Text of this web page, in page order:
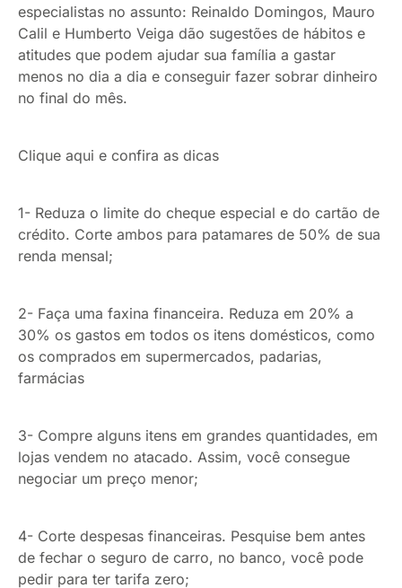
especialistas no assunto: Reinaldo Domingos, Mauro
Calil e Humberto Veiga dão sugestões de hábitos e
atitudes que podem ajudar sua família a gastar
menos no dia a dia e conseguir fazer sobrar dinheiro
no final do mês.
Clique aqui e confira as dicas
1- Reduza o limite do cheque especial e do cartão de
crédito. Corte ambos para patamares de 50% de sua
renda mensal;
2- Faça uma faxina financeira. Reduza em 20% a
30% os gastos em todos os itens domésticos, como
os comprados em supermercados, padarias,
farmácias
3- Compre alguns itens em grandes quantidades, em
lojas vendem no atacado. Assim, você consegue
negociar um preço menor;
4- Corte despesas financeiras. Pesquise bem antes
de fechar o seguro de carro, no banco, você pode
pedir para ter tarifa zero;